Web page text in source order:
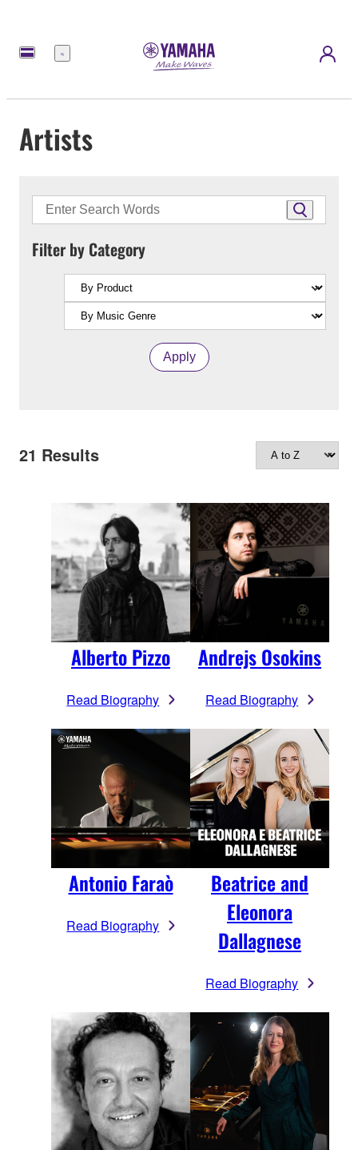
Menu
Artists
Filter by Category
Apply
21 Results
Alberto Pizzo
Read Biography
Andrejs Osokins
Read Biography
Antonio Faraò
Read Biography
Beatrice and
Eleonora
Dallagnese
Read Biography